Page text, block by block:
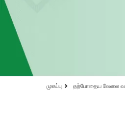
முகப்பு தற்போதைய வேலை